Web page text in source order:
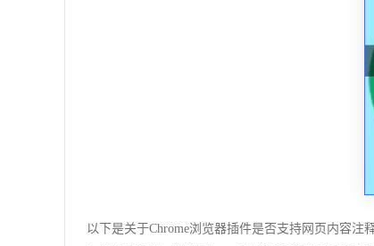
以下是关于Chrome浏览器插件是否支持网页内容注